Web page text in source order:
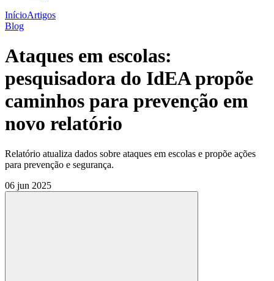
InícioArtigos
Blog
Ataques em escolas:
pesquisadora do IdEA propõe
caminhos para prevenção em
novo relatório
Relatório atualiza dados sobre ataques em escolas e propõe ações
para prevenção e segurança.
06 jun 2025